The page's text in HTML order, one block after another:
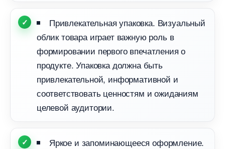
Привлекательная упаковка. Визуальный
облик товара играет важную роль
формировании первого впечатления о
продукте. Упаковка должна быть
привлекательной, информативной и
соответствовать ценностям и ожиданиям
целевой аудитории.
Яркое и запоминающееся оформление.